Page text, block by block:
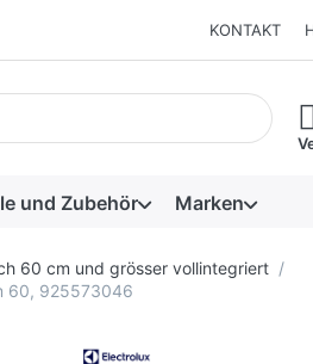
KONTAKT
erscheinen automatisch
und Zubehör Marken
60 cm und grösser vollintegriert
60, 925573046